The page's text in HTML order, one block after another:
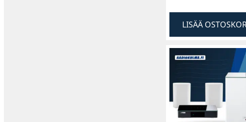
LISÄÄ